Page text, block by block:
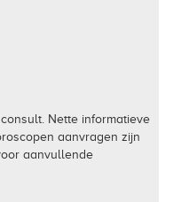
Nette informatieve
aanvragen zijn
aanvullende